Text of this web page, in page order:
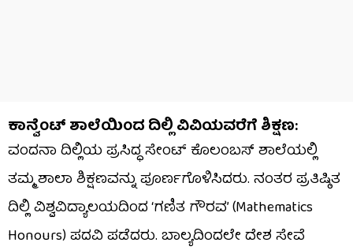
ಕಾನ್ವೆಂಟ್ ಶಾಲೆಯಿಂದ ದಿಲ್ಲಿ ವಿವಿಯವರೆಗೆ ಶಿಕ್ಷಣ:
ವಂದನಾ ದಿಲ್ಲಿಯ ಪ್ರಸಿದ್ಧ ಸೇಂಟ್ ಕೊಲಂಬಸ್ ಶಾಲೆಯಲ್ಲಿ
ತಮ್ಮ ಶಾಲಾ ಶಿಕ್ಷಣವನ್ನು ಪೂರ್ಣಗೊಳಿಸಿದರು. ನಂತರ ಪ್ರತಿಷ್ಠಿತ
ದಿಲ್ಲಿ ವಿಶ್ವವಿದ್ಯಾಲಯದಿಂದ ‘ಗಣಿತ ಗೌರವ’ (Mathematics
Honours) ಪದವಿ ಪಡೆದರು. ಬಾಲ್ಯದಿಂದಲೇ ದೇಶ ಸೇವೆ